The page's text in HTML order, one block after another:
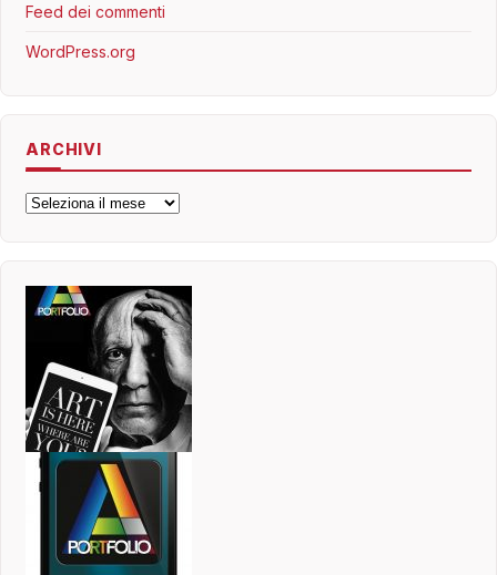
Feed dei commenti
WordPress.org
ARCHIVI
Archivi